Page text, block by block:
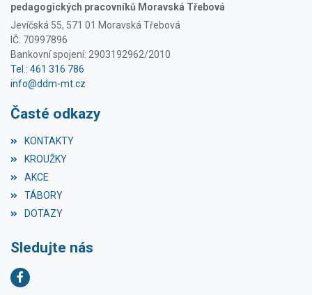
pedagogických pracovníků Moravská Třebová
Jevíčská 55, 571 01 Moravská Třebová
IČ: 70997896
Bankovní spojení: 2903192962/2010
Tel.: 461 316 786
info@ddm-mt.cz
Časté odkazy
KONTAKTY
KROUŽKY
AKCE
TÁBORY
DOTAZY
Sledujte nás